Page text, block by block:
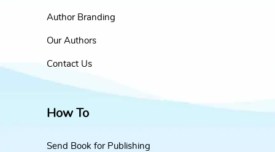
Author Branding
Our Authors
Contact Us
How To
Send Book for Publishing